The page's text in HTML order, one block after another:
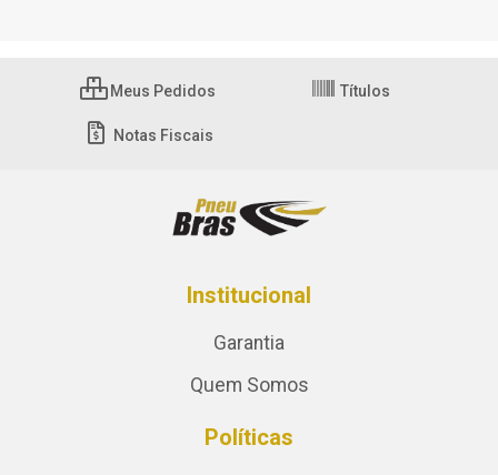
Meus Pedidos Títulos
Notas Fiscais
Institucional
Garantia
Quem Somos
Políticas